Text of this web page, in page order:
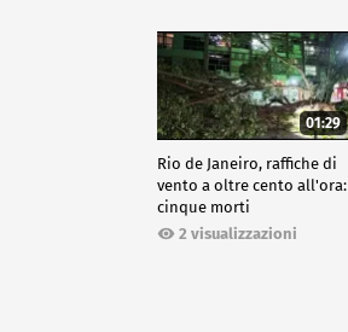
01:29
Rio de Janeiro, raffiche di
vento a oltre cento all'ora:
cinque morti
2 visualizzazioni